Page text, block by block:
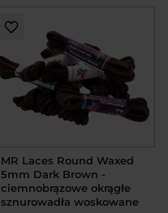
MR Laces Round Waxed
5mm Dark Brown -
ciemnobrązowe okrągłe
sznurowadła woskowane